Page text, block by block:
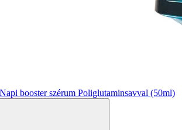
booster szérum Poliglutaminsavval (50ml)